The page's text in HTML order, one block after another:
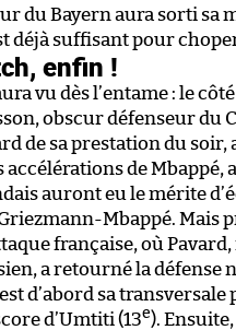
du Bayern aura sorti sa
déjà suffisant pour
enfin !
vu dès l’entame : le
obscur défenseur du
de sa prestation du soir,
accélérations de
auront eu le mérite
Mbappé. Mais
française, où
a retourné la défense
d’abord sa
d’Umtiti (13e).